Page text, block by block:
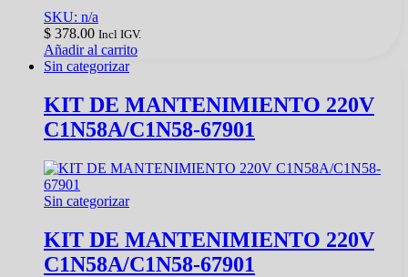
SKU: n/a
$ 378.00 Incl IGV.
Añadir al carrito
Sin categorizar
KIT DE MANTENIMIENTO 220V
C1N58A/C1N58-67901
Sin categorizar
KIT DE MANTENIMIENTO 220V
C1N58A/C1N58-67901